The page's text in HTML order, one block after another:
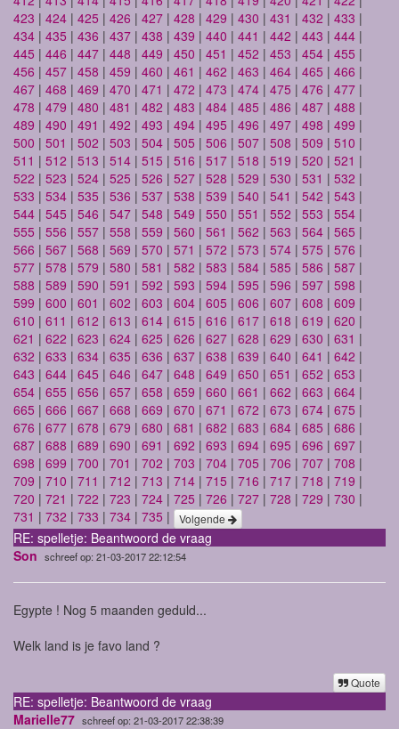
423 | 424 | 425 | 426 | 427 | 428 | 429 | 430 | 431 | 432 | 433 |
434 | 435 | 436 | 437 | 438 | 439 | 440 | 441 | 442 | 443 | 444 |
445 | 446 | 447 | 448 | 449 | 450 | 451 | 452 | 453 | 454 | 455 |
456 | 457 | 458 | 459 | 460 | 461 | 462 | 463 | 464 | 465 | 466 |
467 | 468 | 469 | 470 | 471 | 472 | 473 | 474 | 475 | 476 | 477 |
478 | 479 | 480 | 481 | 482 | 483 | 484 | 485 | 486 | 487 | 488 |
489 | 490 | 491 | 492 | 493 | 494 | 495 | 496 | 497 | 498 | 499 |
500 | 501 | 502 | 503 | 504 | 505 | 506 | 507 | 508 | 509 | 510 |
511 | 512 | 513 | 514 | 515 | 516 | 517 | 518 | 519 | 520 | 521 |
522 | 523 | 524 | 525 | 526 | 527 | 528 | 529 | 530 | 531 | 532 |
533 | 534 | 535 | 536 | 537 | 538 | 539 | 540 | 541 | 542 | 543 |
544 | 545 | 546 | 547 | 548 | 549 | 550 | 551 | 552 | 553 | 554 |
555 | 556 | 557 | 558 | 559 | 560 | 561 | 562 | 563 | 564 | 565 |
566 | 567 | 568 | 569 | 570 | 571 | 572 | 573 | 574 | 575 | 576 |
577 | 578 | 579 | 580 | 581 | 582 | 583 | 584 | 585 | 586 | 587 |
588 | 589 | 590 | 591 | 592 | 593 | 594 | 595 | 596 | 597 | 598 |
599 | 600 | 601 | 602 | 603 | 604 | 605 | 606 | 607 | 608 | 609 |
610 | 611 | 612 | 613 | 614 | 615 | 616 | 617 | 618 | 619 | 620 |
621 | 622 | 623 | 624 | 625 | 626 | 627 | 628 | 629 | 630 | 631 |
632 | 633 | 634 | 635 | 636 | 637 | 638 | 639 | 640 | 641 | 642 |
643 | 644 | 645 | 646 | 647 | 648 | 649 | 650 | 651 | 652 | 653 |
654 | 655 | 656 | 657 | 658 | 659 | 660 | 661 | 662 | 663 | 664 |
665 | 666 | 667 | 668 | 669 | 670 | 671 | 672 | 673 | 674 | 675 |
676 | 677 | 678 | 679 | 680 | 681 | 682 | 683 | 684 | 685 | 686 |
687 | 688 | 689 | 690 | 691 | 692 | 693 | 694 | 695 | 696 | 697 |
698 | 699 | 700 | 701 | 702 | 703 | 704 | 705 | 706 | 707 | 708 |
709 | 710 | 711 | 712 | 713 | 714 | 715 | 716 | 717 | 718 | 719 |
720 | 721 | 722 | 723 | 724 | 725 | 726 | 727 | 728 | 729 | 730 |
731 | 732 | 733 | 734 | 735 | Volgende
RE: spelletje: Beantwoord de vraag
Son schreef op: 21-03-2017 22:12:54
Egypte ! Nog 5 maanden geduld...
Welk land is je favo land ?
Quote
RE: spelletje: Beantwoord de vraag
Marielle77 schreef op: 21-03-2017 22:38:39